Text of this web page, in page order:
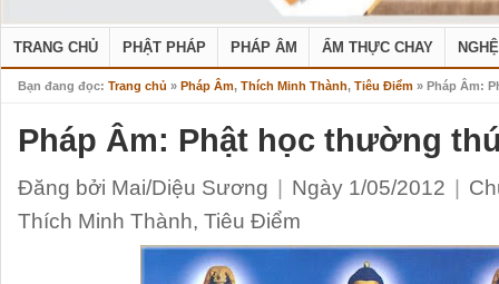
TRANG CHỦ PHẬT PHÁP PHÁP ÂM ẨM THỰC CHAY
Bạn đang đọc: Trang chủ » Pháp Âm, Thích Minh Thành, Tiêu Điểm » Pháp Âm:
Pháp Âm: Phật học thường
Đăng bởi Mai/Diệu Sương Ngày 1/05/2012
Thích Minh Thành, Tiêu Điểm